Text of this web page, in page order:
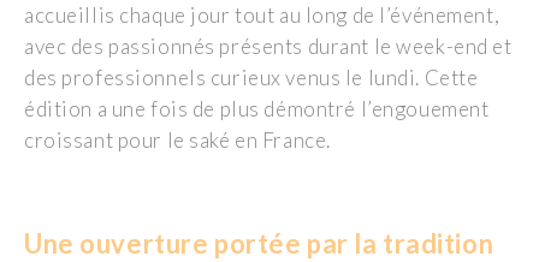
accueillis chaque jour tout au long de l’événement,
avec des passionnés présents durant le week-end et
des professionnels curieux venus le lundi. Cette
édition a une fois de plus démontré l’engouement
croissant pour le saké en France.
Une ouverture portée par la tradition